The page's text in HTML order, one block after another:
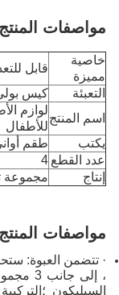
مواصفات المنتج
خاصية
مميزة
قابل
التعبئة
كيس بولي
اسم المنتج
لوازم
للأطفال
يكتب
طقم
عدد القطع4
إنتاج
مجموعة
مواصفات المنتج
، إلى
السيليكون